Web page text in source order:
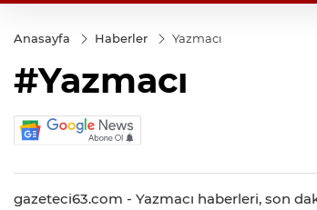
Anasayfa Haberler Yazmacı
#Yazmacı
gazeteci63.com - Yazmacı haberleri, son